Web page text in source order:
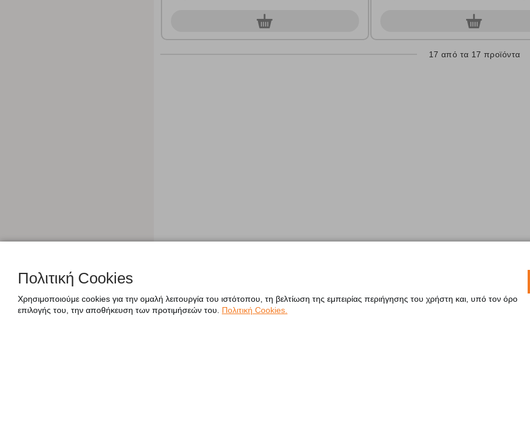
0 συσκ. 0συσκ.
17 από τα 17 προϊόντα
Πολιτική Cookies
Χρησιμοποιούμε cookies για την ομαλή λειτουργία του ιστότοπου, τη βελτίωση της εμπειρίας περιήγησης του χρήστη και, υπό τον όρο
επιλογής του, την αποθήκευση των προτιμήσεών του.
Πολιτική Cookies.